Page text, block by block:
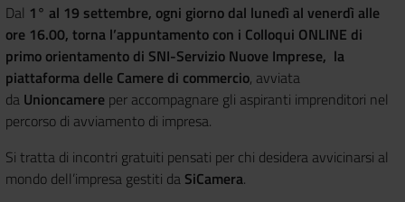
Dal 1° al 19 settembre, ogni giorno dal lunedì al venerdì alle
ore 16.00, torna l’appuntamento con i Colloqui ONLINE di
primo orientamento di SNI-Servizio Nuove Imprese, la
piattaforma delle Camere di commercio, avviata
da Unioncamere per accompagnare gli aspiranti imprenditori nel
percorso di avviamento di impresa.
Si tratta di incontri gratuiti pensati per chi desidera avvicinarsi al
mondo dell’impresa gestiti da SiCamera.